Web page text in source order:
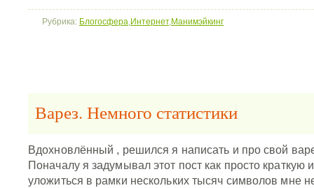
Рубрика: Блогосфера,Интернет,Манимэйкинг
Варез. Немного статистики
Вдохновлённый , решился я написать и про свой
Поначалу я задумывал этот пост как просто краткую
уложиться в рамки нескольких тысяч символов мне